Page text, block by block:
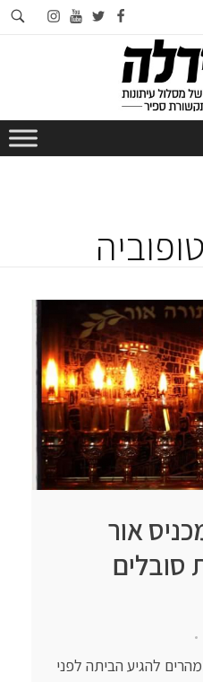
facebook
twitter
youtube
instagram
אור
להגיע הביתה לפני